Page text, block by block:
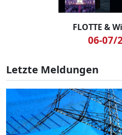
FLOTTE &
06-07/
Letzte Meldungen